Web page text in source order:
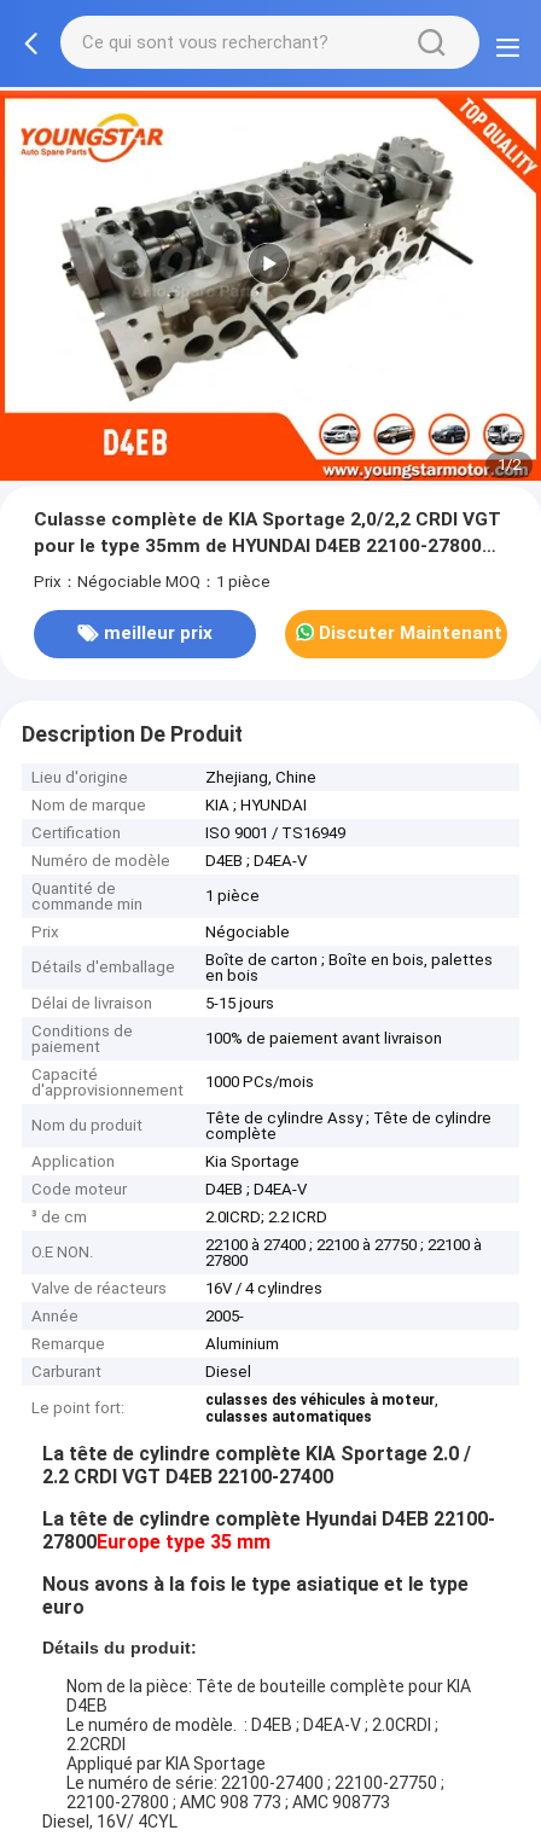
1/2
Culasse complète de KIA Sportage 2,0/2,2 CRDI VGT
pour le type 35mm de HYUNDAI D4EB 22100-27800
l'Europe
Prix：Négociable MOQ：1 pièce
meilleur prix Discuter Maintenant
Description De Produit
Lieu d'origine
Zhejiang, Chine
Nom de marque
KIA ; HYUNDAI
Certification
ISO 9001 / TS16949
Numéro de modèle
D4EB ; D4EA-V
Quantité de
commande min
1 pièce
Prix
Négociable
Détails d'emballage
Boîte de carton ; Boîte en bois, palettes
en bois
Délai de livraison
5-15 jours
Conditions de
paiement
100% de paiement avant livraison
Capacité
d'approvisionnement
1000 PCs/mois
Nom du produit
Tête de cylindre Assy ; Tête de cylindre
complète
Application
Kia Sportage
Code moteur
D4EB ; D4EA-V
³ de cm
2.0ICRD; 2.2 ICRD
O.E NON.
22100 à 27400 ; 22100 à 27750 ; 22100 à
27800
Valve de réacteurs
16V / 4 cylindres
Année
2005-
Remarque
Aluminium
Carburant
Diesel
Le point fort:
culasses des véhicules à moteur,
culasses automatiques
La tête de cylindre complète KIA Sportage 2.0 /
2.2 CRDI VGT D4EB 22100-27400
La tête de cylindre complète Hyundai D4EB 22100-
27800Europe type 35 mm
Nous avons à la fois le type asiatique et le type
euro
Détails du produit:
Nom de la pièce: Tête de bouteille complète pour KIA
D4EB
Le numéro de modèle. : D4EB ; D4EA-V ; 2.0CRDI ;
2.2CRDI
Appliqué par KIA Sportage
Le numéro de série: 22100-27400 ; 22100-27750 ;
22100-27800 ; AMC 908 773 ; AMC 908773
Diesel, 16V/ 4CYL